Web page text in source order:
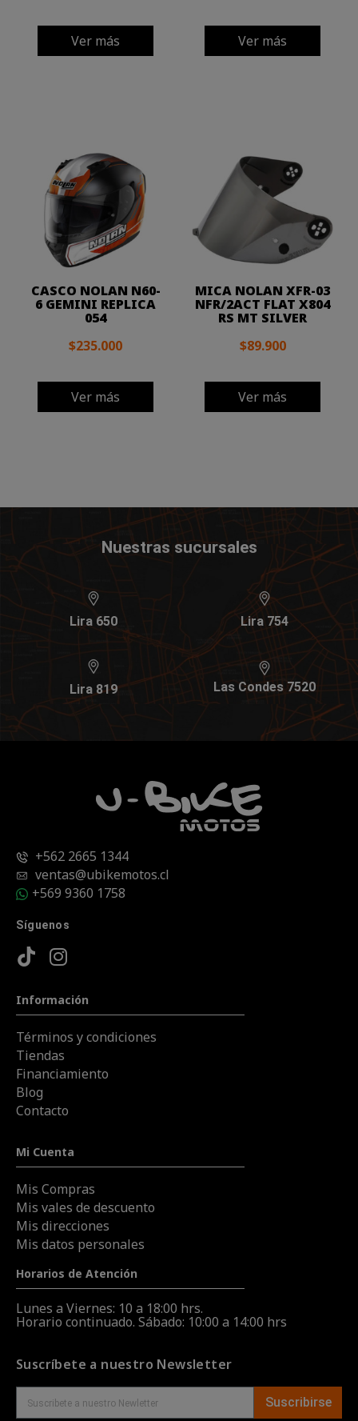
Ver más Ver más
CASCO NOLAN N60-
6 GEMINI REPLICA
054
$235.000
Ver más
MICA NOLAN XFR-03
NFR/2ACT FLAT X804
RS MT SILVER
$89.900
Ver más
Nuestras sucursales
Lira 650 Lira 754
Lira 819 Las Condes 7520
+562 2665 1344
ventas@ubikemotos.cl
+569 9360 1758
Síguenos
Información
Términos y condiciones
Tiendas
Financiamiento
Blog
Contacto
Mi Cuenta
Mis Compras
Mis vales de descuento
Mis direcciones
Mis datos personales
Horarios de Atención
Lunes a Viernes: 10 a 18:00 hrs.
Horario continuado. Sábado: 10:00 a 14:00 hrs
Suscríbete a nuestro Newsletter
Suscribirse